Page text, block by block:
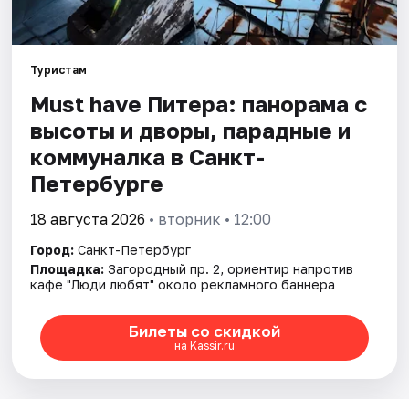
Туристам
Must have Питера: панорама с
высоты и дворы, парадные и
коммуналка в Санкт-
Петербурге
18 августа 2026 • вторник • 12:00
Город: Санкт-Петербург
Площадка: Загородный пр. 2, ориентир напротив
кафе "Люди любят" около рекламного баннера
Билеты со скидкой
на Kassir.ru